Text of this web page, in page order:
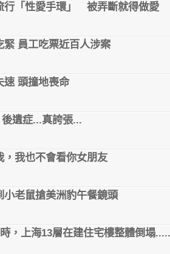
行「性愛手環」 被弄斷就得做愛
緊 員工吃票近百人涉案
速 頭撞地喪命
遺症...真誇張...
，我也不會看你女朋友
小老鼠搶美洲豹午餐鏡頭
，上海13層在建住宅樓整體倒塌